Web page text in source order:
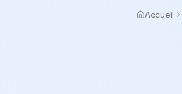
Accueil